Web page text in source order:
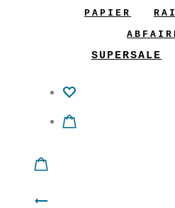
PAPIER
SUPERSALE